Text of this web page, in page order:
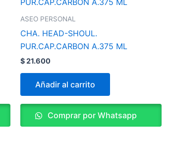
ASEO PERSONAL
CHA. HEAD-SHOUL.
PUR.CAP.CARBON A.375 ML
$21.600
Añadir al carrito
Comprar por Whatsapp